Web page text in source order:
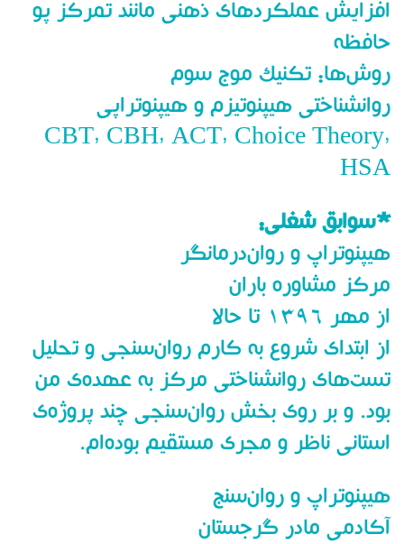
تبلیغات
روانشناسان و روانپزشکان
افزایش عملکردهای ذهنی مانند تمرکز پو
حافظه
روش‌ها: تکنیک موج سوم
روانشناختی هیپنوتیزم و هیپنوتراپی
CBT, CBH, ACT, Choice Theory,
HSA
*سوابق شغلی:
هیپنوتراپ و روان‌درمانگر
مرکز مشاوره باران
از مهر ۱۳۹۶ تا حالا
از ابتدای شروع به کارم روان‌سنجی و تحلیل
تست‌های روانشناختی مرکز به عهده‌ی من
بود. و بر روی بخش روان‌سنجی چند پروژه‌ی
استانی ناظر و مجری مستقیم بوده‌ام.
هیپنوتراپ و روان‌سنج
آکادمی مادر گرجستان